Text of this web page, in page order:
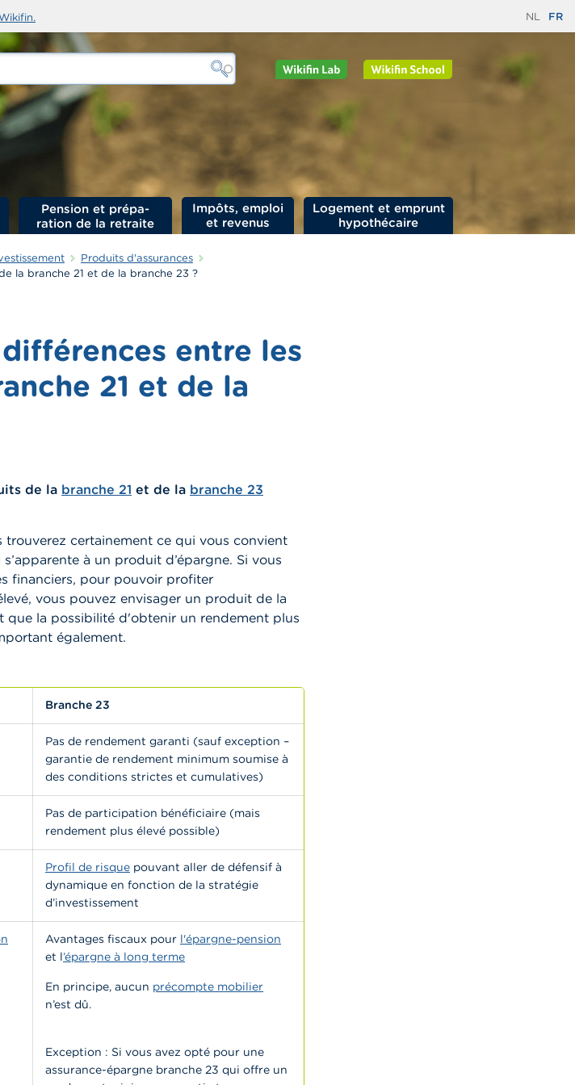
NL FR
Impôts, emploi
et revenus
Logement et emprunt
hypothécaire
Produits d'assurances
la branche 21 et de la branche 23 ?
entre les
21 et de la
de la branche 21 et de la branche 23
trouverez certainement ce qui vous convient
à un produit d’épargne. Si vous
financiers, pour pouvoir profiter
vous pouvez envisager un produit de la
que la possibilité d'obtenir un rendement plus
également.
Branche 23
Pas de rendement garanti (sauf exception –
garantie de rendement minimum soumise à
des conditions strictes et cumulatives)
Pas de participation bénéficiaire (mais
rendement plus élevé possible)
Profil de risque pouvant aller de défensif à
dynamique en fonction de la stratégie
d’investissement
Avantages fiscaux pour l'épargne-pension
et l’épargne à long terme
En principe, aucun précompte mobilier
n’est dû.
Exception : Si vous avez opté pour une
assurance-épargne branche 23 qui offre un